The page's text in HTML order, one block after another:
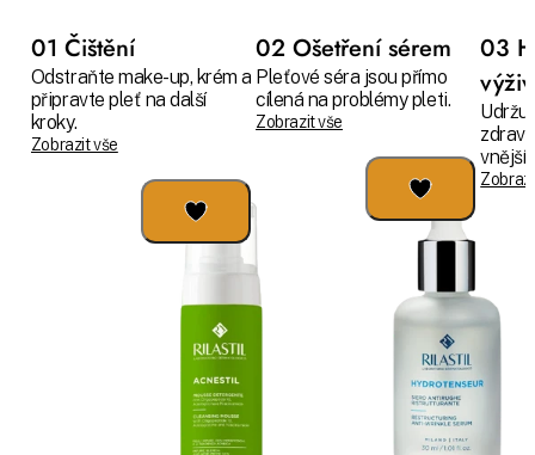
01 Čištění
Odstraňte make-up, krém a
připravte pleť na další
kroky.
Zobrazit vše
02 Ošetření sérem
Pleťové séra jsou přímo
cílená na problémy pleti.
Zobrazit vše
03